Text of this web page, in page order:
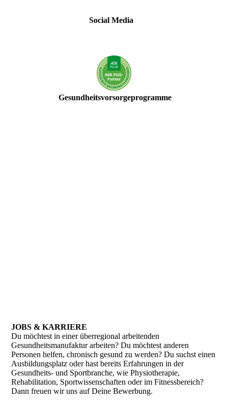
Social Media
Gesundheitsvorsorgeprogramme
JOBS & KARRIERE
Du möchtest in einer überregional arbeitenden
Gesundheitsmanufaktur arbeiten? Du möchtest anderen
Personen helfen, chronisch gesund zu werden? Du suchst einen
Ausbildungsplatz oder hast bereits Erfahrungen in der
Gesundheits- und Sportbranche, wie Physiotherapie,
Rehabilitation, Sportwissenschaften oder im Fitnessbereich?
Dann freuen wir uns auf Deine Bewerbung.